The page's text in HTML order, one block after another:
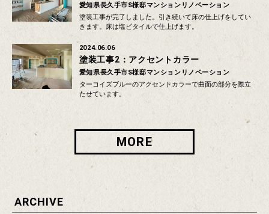
愛知県長久手市S様邸マンションリノベーション
塗装工事が完了しました。引き続いて床の仕上げをしてい
きます。床は塩ビタイルで仕上げます。
2024.06.06
塗装工事2：アクセントカラー
愛知県長久手市S様邸マンションリノベーション
ターコイズブルーのアクセントカラーで曲面の部分を際立
たせています。
MORE
ARCHIVE